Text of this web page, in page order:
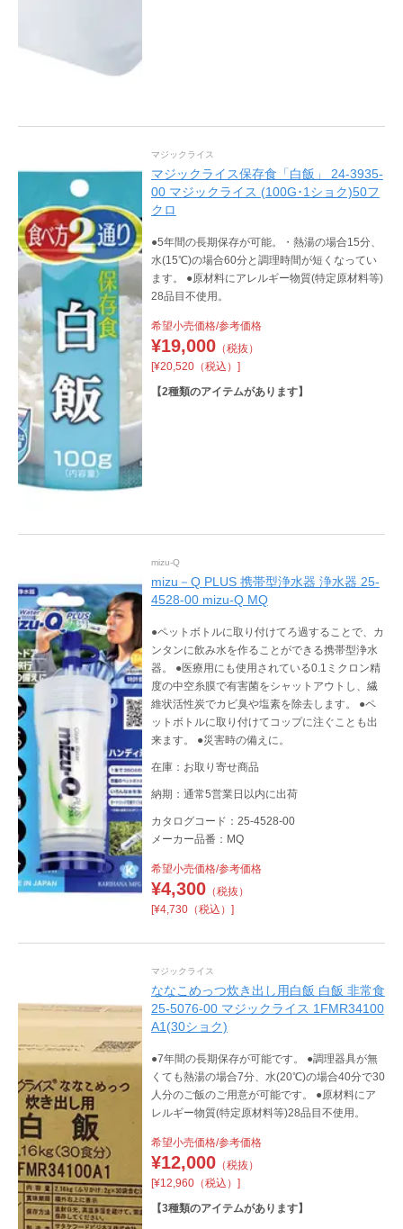
マジックライス
マジックライス保存食「白飯」 24-3935-
00 マジックライス (100G･1ショク)50フ
クロ
●5年間の長期保存が可能。・熱湯の場合15分、
水(15℃)の場合60分と調理時間が短くなってい
ます。 ●原材料にアレルギー物質(特定原材料等)
28品目不使用。
希望小売価格/参考価格
¥19,000（税抜）
[¥20,520（税込）]
【2種類のアイテムがあります】
mizu-Q
mizu－Q PLUS 携帯型浄水器 浄水器 25-
4528-00 mizu-Q MQ
●ペットボトルに取り付けてろ過することで、カ
ンタンに飲み水を作ることができる携帯型浄水
器。 ●医療用にも使用されている0.1ミクロン精
度の中空糸膜で有害菌をシャットアウトし、繊
維状活性炭でカビ臭や塩素を除去します。 ●ペ
ットボトルに取り付けてコップに注ぐことも出
来ます。 ●災害時の備えに。
在庫：お取り寄せ商品
納期：通常5営業日以内に出荷
カタログコード：25-4528-00
メーカー品番：MQ
希望小売価格/参考価格
¥4,300（税抜）
[¥4,730（税込）]
マジックライス
ななこめっつ炊き出し用白飯 白飯 非常食
25-5076-00 マジックライス 1FMR34100
A1(30ショク)
●7年間の長期保存が可能です。 ●調理器具が無
くても熱湯の場合7分、水(20℃)の場合40分で30
人分のご飯のご用意が可能です。 ●原材料にア
レルギー物質(特定原材料等)28品目不使用。
希望小売価格/参考価格
¥12,000（税抜）
[¥12,960（税込）]
【3種類のアイテムがあります】